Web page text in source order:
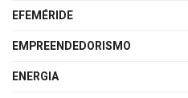
EFEMÉRIDE
EMPREENDEDORISMO
ENERGIA